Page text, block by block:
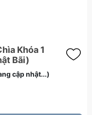
Khóa 1
Bãi)
cập nhật...)